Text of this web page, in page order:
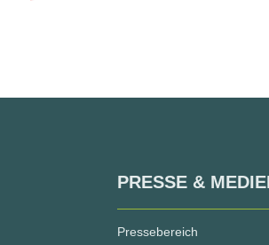
PRESSE &
Pressebereich